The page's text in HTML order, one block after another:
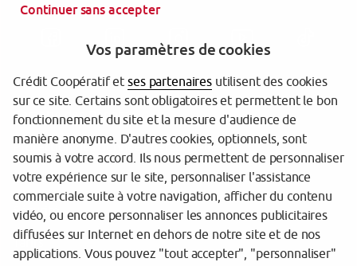
Garantie des Dépôts
Protection des données personnelles
Gestion des cookies
Sécurité
Tarifs
Continuer sans accepter
Vos paramètres de cookies
Crédit Coopératif etses partenairesutilisent des cookies
sur ce site. Certains sont obligatoires et permettent le bon
fonctionnement du site et la mesure d'audience de
manière anonyme. D'autres cookies, optionnels, sont
soumis à votre accord. Ils nous permettent de personnaliser
votre expérience sur le site, personnaliser l'assistance
commerciale suite à votre navigation, afficher du contenu
vidéo, ou encore personnaliser les annonces publicitaires
diffusées sur Internet en dehors de notre site et de nos
applications. Vous pouvez "tout accepter", "personnaliser"